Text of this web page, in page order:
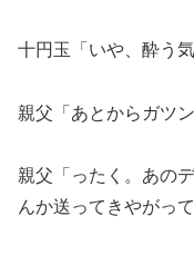
十円玉「いや、酔う
親父「あとからガツ
親父「ったく。あの
んか送ってきやがって